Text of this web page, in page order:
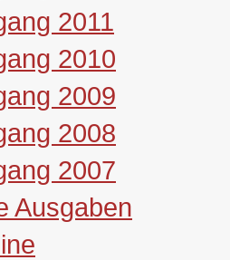
2011
2010
2009
2008
2007
Ausgaben